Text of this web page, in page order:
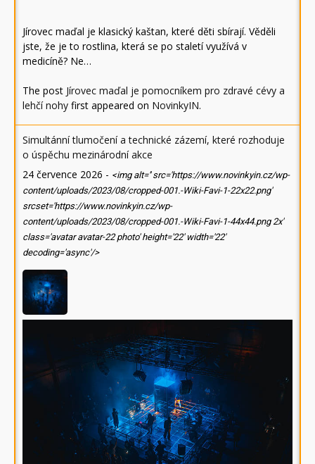
Jírovec maďal je klasický kaštan, které děti sbírají. Věděli
jste, že je to rostlina, která se po staletí využívá v
medicíně? Ne…
The post Jírovec maďal je pomocníkem pro zdravé cévy a
lehčí nohy first appeared on NovinkyIN.
Simultánní tlumočení a technické zázemí, které rozhoduje
o úspěchu mezinárodní akce
24 července 2026 - <img alt='' src='https://www.novinkyin.cz/wp-
content/uploads/2023/08/cropped-001.-Wiki-Favi-1-22x22.png'
srcset='https://www.novinkyin.cz/wp-
content/uploads/2023/08/cropped-001.-Wiki-Favi-1-44x44.png 2x'
class='avatar avatar-22 photo' height='22' width='22'
decoding='async'/>